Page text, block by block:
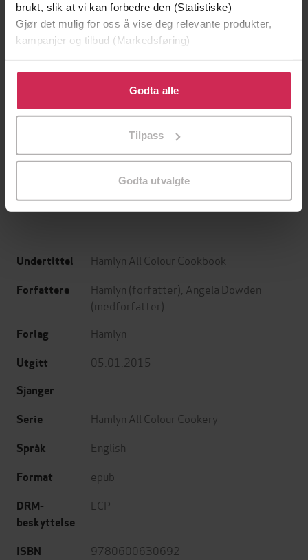
brukt, slik at vi kan forbedre den (Statistiske)
Gjør det mulig for oss å vise deg relevante produkter,
kampanjer og tilbud (Markedsføring)
Klikk på «Godta alle» for å gi oss ditt samtykke til å
bruke cookies for alle disse formålene. Du kan også
tilpasse ditt samtykke til spesifikke formål ved å klikke
Godta alle
Tilpass
Godta utvalgte
Minnesota
Utskudd
Undertittel Hamlyn All Colour Cookbook
Forfattere Hamlyn (forfatter), Angela Dowden
(medforfatter)
Forlag Hamlyn
Utgitt 05.01.2015
Sjanger
Serie
Hamlyn All Colour Cookery
Språk English
Format epub
DRM-
beskyttelse
LCP
ISBN 9780600630692